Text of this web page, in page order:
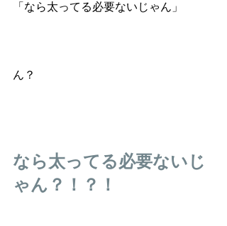
「なら太ってる必要ないじゃん」
ん？
なら太ってる必要ないじ
ゃん？！？！